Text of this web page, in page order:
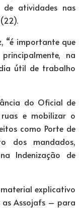
de atividades nas
“é importante que
na
útil de trabalho
do Oficial de
e mobilizar o
como Porte de
dos mandados,
Indenização de
material explicativo
Assojafs – para